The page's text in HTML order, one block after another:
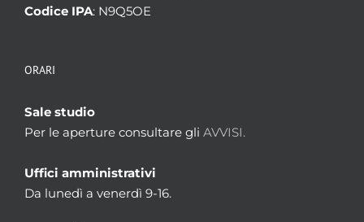
Codice IPA: N9Q5OE
ORARI
Sale studio
Per le aperture consultare gli AVVISI.
Uffici amministrativi
Da lunedì a venerdì 9-16.